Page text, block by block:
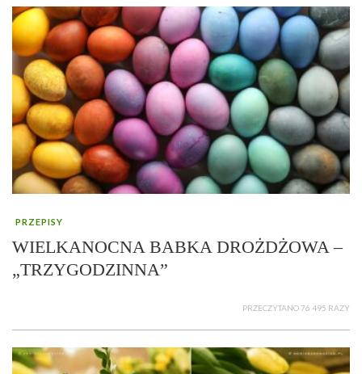
PRZEPISY
WIELKANOCNA BABKA DROŻDŻOWA –
„TRZYGODZINNA”
PRZECZYTANO 76 495 RAZY